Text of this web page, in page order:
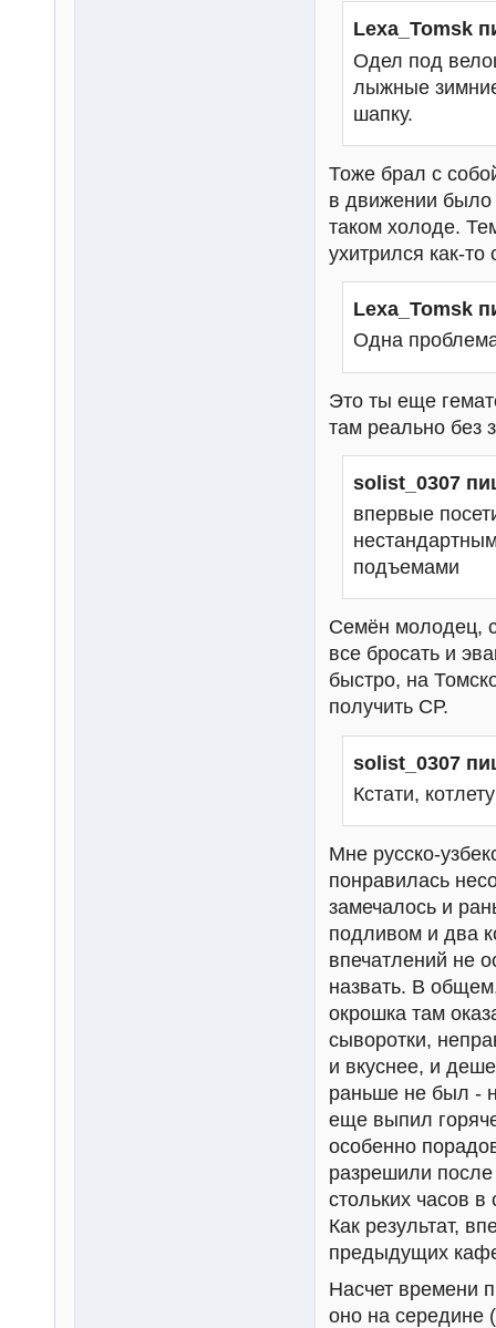
Lexa_Tomsk
Одел под
лыжные
шапку.
Тоже брал с
в движении было
таком холоде.
ухитрился как-то
Lexa_Tomsk
Одна
Это ты еще
там реально без
solist_0307
впервые
подъемами
Семён молодец,
все бросать и
быстро, на
получить СР.
solist_0307
Кстати,
Мне русско-
понравилась
замечалось и
подливом и два
впечатлений не
назвать. В
окрошка там
сыворотки,
и вкуснее, и
раньше не был -
еще выпил
особенно
разрешили после
стольких часов
Как результат,
предыдущих
Насчет времени
оно на середине